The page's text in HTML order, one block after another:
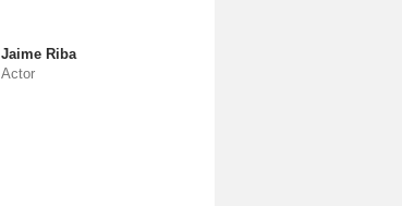
Jaime Riba
Actor